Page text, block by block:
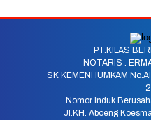
PT.KILAS
NOTARIS :
SK KEMENHUMKAM
Nomor Induk
Jl.KH. Aboeng